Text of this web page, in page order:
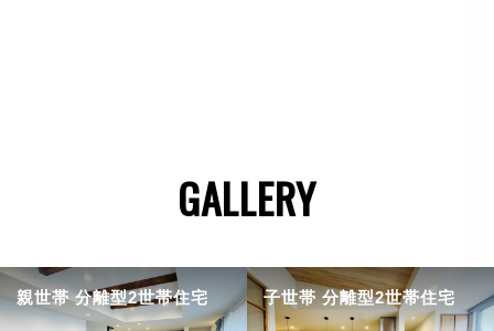
GALLERY
親世帯 分離型2世帯住宅 子世帯 分離型2世帯住宅